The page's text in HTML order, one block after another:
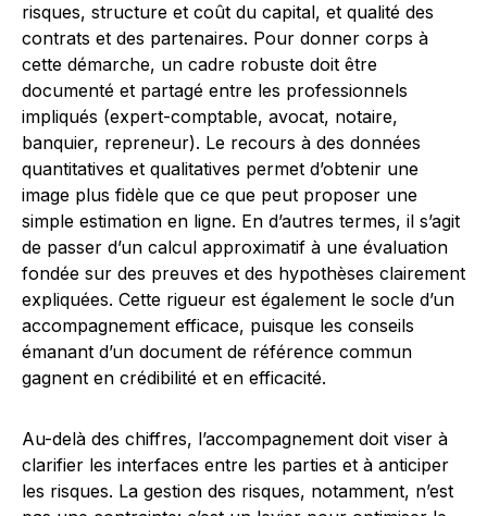
risques, structure et coût du capital, et qualité des
contrats et des partenaires. Pour donner corps à
cette démarche, un cadre robuste doit être
documenté et partagé entre les professionnels
impliqués (expert-comptable, avocat, notaire,
banquier, repreneur). Le recours à des données
quantitatives et qualitatives permet d’obtenir une
image plus fidèle que ce que peut proposer une
simple estimation en ligne. En d’autres termes, il s’agit
de passer d’un calcul approximatif à une évaluation
fondée sur des preuves et des hypothèses clairement
expliquées. Cette rigueur est également le socle d’un
accompagnement efficace, puisque les conseils
émanant d’un document de référence commun
gagnent en crédibilité et en efficacité.
Au-delà des chiffres, l’accompagnement doit viser à
clarifier les interfaces entre les parties et à anticiper
les risques. La gestion des risques, notamment, n’est